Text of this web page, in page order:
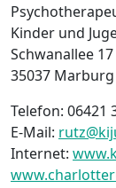
Kinder und
Schwanallee 17
35037 Marburg
Telefon: 06421
E-Mail:
Internet: